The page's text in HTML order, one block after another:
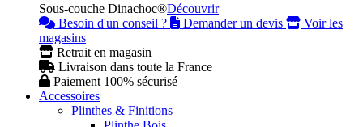
Sous-couche Dinachoc®Découvrir
Besoin d'un conseil ?
Demander un devis
Voir les
magasins
Retrait en magasin
Livraison dans toute la France
Paiement 100% sécurisé
Accessoires
Plinthes & Finitions